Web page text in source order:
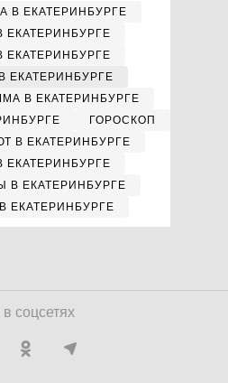
В ЕКАТЕРИНБУРГЕ
ЕКАТЕРИНБУРГЕ
ЕКАТЕРИНБУРГЕ
ЕКАТЕРИНБУРГЕ
В ЕКАТЕРИНБУРГЕ
ГОРОСКОП
В ЕКАТЕРИНБУРГЕ
ЕКАТЕРИНБУРГЕ
В ЕКАТЕРИНБУРГЕ
ЕКАТЕРИНБУРГЕ
соцсетях